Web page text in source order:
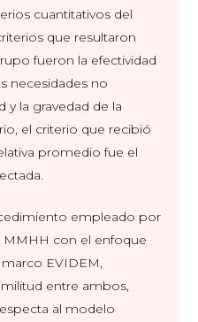
cuantitativos del
que resultaron
fueron la efectividad
necesidades no
y la gravedad de la
el criterio que recibió
promedio fue el
empleado por
MMHH con el enfoque
EVIDEM,
entre ambos,
al modelo